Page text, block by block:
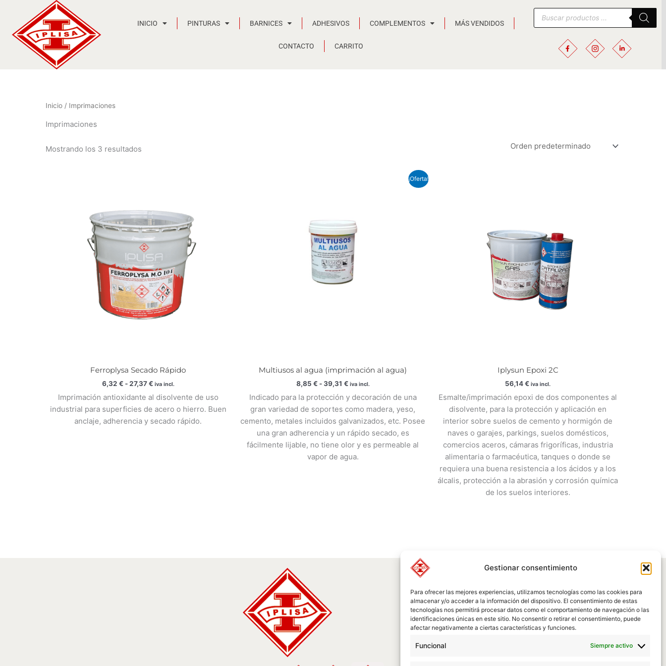
Gestionar consentimiento
Para ofrecer las mejores experiencias, utilizamos tecnologías como las cookies para
almacenar y/o acceder a la información del dispositivo. El consentimiento de estas
tecnologías nos permitirá procesar datos como el comportamiento de navegación o las
identificaciones únicas en este sitio. No consentir o retirar el consentimiento, puede
afectar negativamente a ciertas características y funciones.
Funcional Siempre activo
contenido
INICIO PINTURAS BARNICES ADHESIVOS COMPLEMENTOS MÁS VENDIDOS
CONTACTO CARRITO
Búsqueda
de
productos
Inicio / Imprimaciones
Imprimaciones
Mostrando los 3 resultados
Ferroplysa Secado Rápido
6,32 € - 27,37€
6,32 €
hasta
27,37 €
iva incl.
Imprimación antioxidante al disolvente de uso
industrial para superficies de acero o hierro. Buen
anclaje, adherencia y secado rápido.
¡Oferta!
Multiusos al agua (imprimación al agua)
8,85 € -39,31 €
hasta
39,31 €
iva incl.
Indicado para la protección y decoración de una
gran variedad de soportes como madera, yeso,
cemento, metales incluidos galvanizados, etc. Posee
una gran adherencia y un rápido secado, es
fácilmente lijable, no tiene olor y es permeable al
vapor de agua.
Iplysun Epoxi 2C
56,14€ iva incl.
Esmalte/imprimación epoxi de dos componentes al
disolvente, para la protección y aplicación en
interior sobre suelos de cemento y hormigón de
naves o garajes, parkings, suelos domésticos,
comercios aceros, cámaras frigoríficas, industria
alimentaria o farmacéutica, tanques o donde se
requiera una buena resistencia a los ácidos y a los
álcalis, protección a la abrasión y corrosión química
de los suelos interiores.